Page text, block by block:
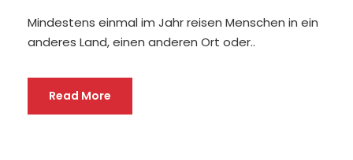
Mindestens einmal im Jahr reisen Menschen in ein
anderes Land, einen anderen Ort oder..
Read More